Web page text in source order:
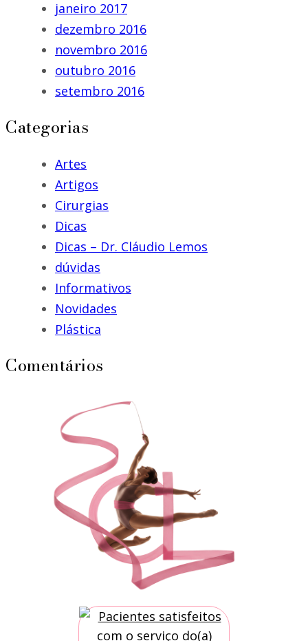
janeiro 2017
dezembro 2016
novembro 2016
outubro 2016
setembro 2016
Categorias
Artes
Artigos
Cirurgias
Dicas
Dicas – Dr. Cláudio Lemos
dúvidas
Informativos
Novidades
Plástica
Comentários